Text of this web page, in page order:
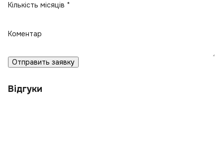
Кількість місяців *
Коментар
Отправить заявку
Відгуки